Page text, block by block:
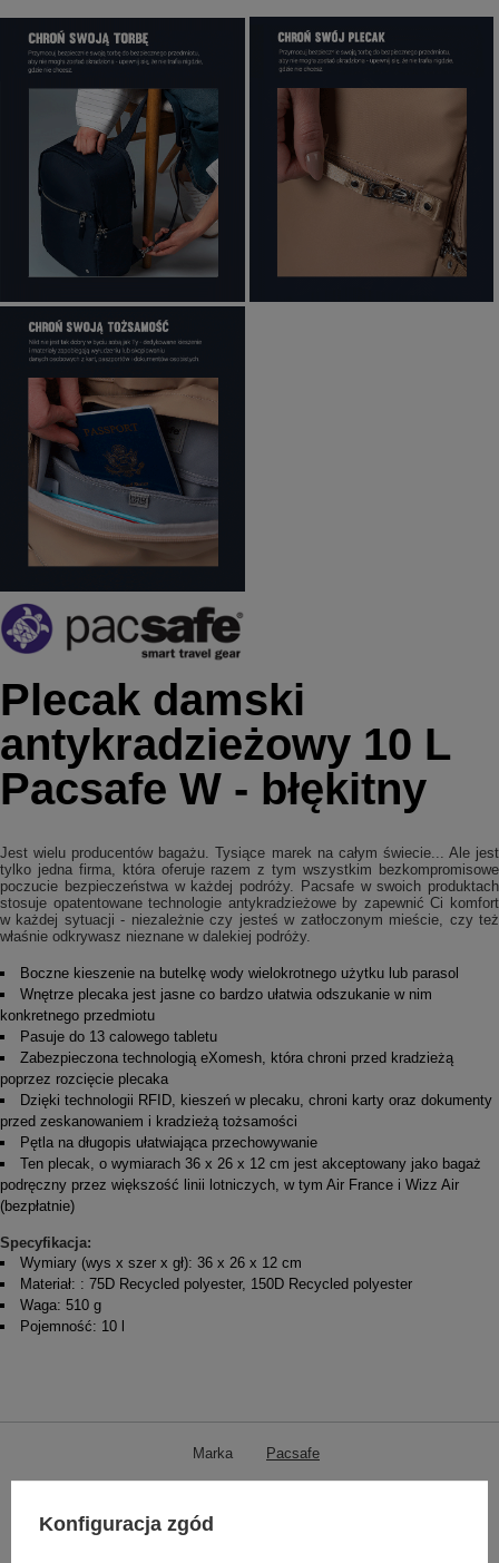
Plecak damski
antykradzieżowy 10 L
Pacsafe W - błękitny
Jest wielu producentów bagażu. Tysiące marek na całym świecie... Ale jest
tylko jedna firma, która oferuje razem z tym wszystkim bezkompromisowe
poczucie bezpieczeństwa w każdej podróży. Pacsafe w swoich produktach
stosuje opatentowane technologie antykradzieżowe by zapewnić Ci komfort
w każdej sytuacji - niezależnie czy jesteś w zatłoczonym mieście, czy też
właśnie odkrywasz nieznane w dalekiej podróży.
Boczne kieszenie na butelkę wody wielokrotnego użytku lub parasol
Wnętrze plecaka jest jasne co bardzo ułatwia odszukanie w nim
konkretnego przedmiotu
Pasuje do 13 calowego tabletu
Zabezpieczona technologią eXomesh, która chroni przed kradzieżą
poprzez rozcięcie plecaka
Dzięki technologii RFID, kieszeń w plecaku, chroni karty oraz dokumenty
przed zeskanowaniem i kradzieżą tożsamości
Pętla na długopis ułatwiająca przechowywanie
Ten plecak, o wymiarach 36 x 26 x 12 cm jest akceptowany jako bagaż
podręczny przez większość linii lotniczych, w tym Air France i Wizz Air
(bezpłatnie)
Specyfikacja:
Wymiary (wys x szer x gł): 36 x 26 x 12 cm
Materiał: : 75D Recycled polyester, 150D Recycled polyester
Waga: 510 g
Pojemność: 10 l
Marka Pacsafe
Symbol
Konfiguracja zgód